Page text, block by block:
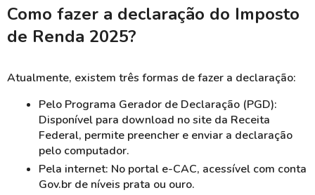
Como fazer a declaração do Imposto
de Renda 2025?
Atualmente, existem três formas de fazer a declaração:
Pelo Programa Gerador de Declaração (PGD):
Disponível para download no site da Receita
Federal, permite preencher e enviar a declaração
pelo computador.
Pela internet: No portal e-CAC, acessível com conta
Gov.br de níveis prata ou ouro.